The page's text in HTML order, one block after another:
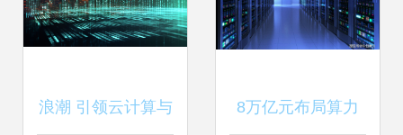
浪潮 引领云计算与 8万亿元布局算力